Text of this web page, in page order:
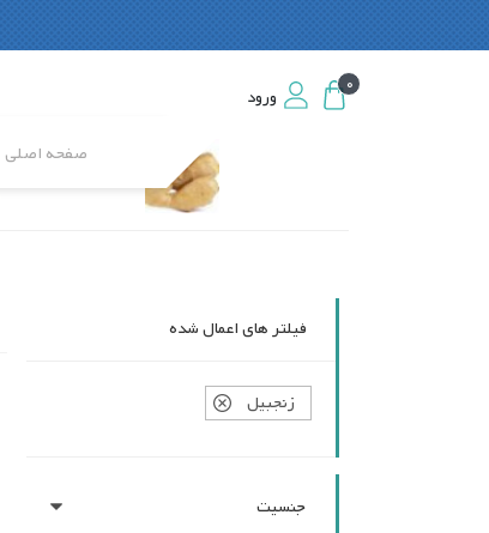
0
ورود
صفحه اصلی
فیلتر های اعمال شده
زنجبیل
جنسیت